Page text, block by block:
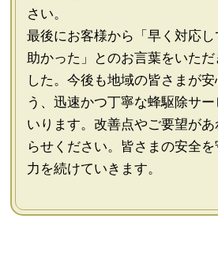
さい。
最後にお客様から「早く対応
助かった」とのお言葉をいただ
した。今後も地域の皆さまが
う、迅速かつ丁寧な蜂駆除サ
いります。改善点やご要望が
らせください。皆さまの安全
力を続けていきます。